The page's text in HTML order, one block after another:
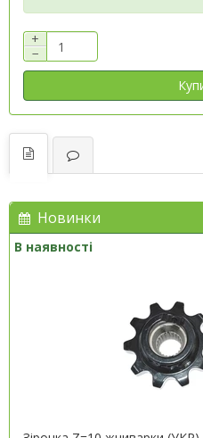
+
−
Новинки
В наявності